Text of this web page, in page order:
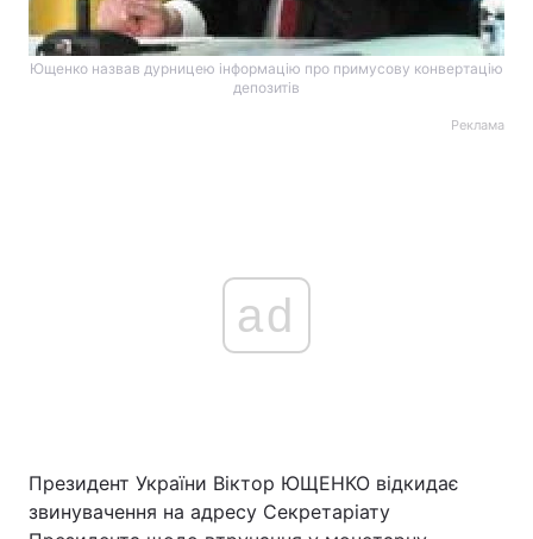
Ющенко назвав дурницею інформацію про примусову конвертацію
депозитів
Реклама
ad
Президент України Віктор ЮЩЕНКО відкидає
звинувачення на адресу Секретаріату